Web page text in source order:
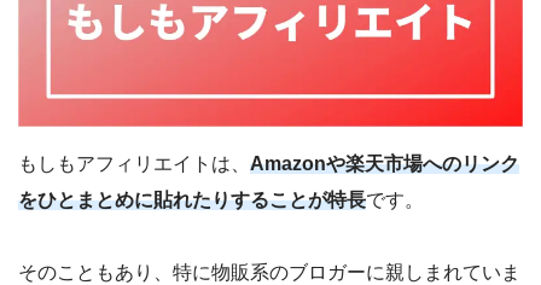
もしもアフィリエイトは、 Amazonや楽天市場へのリンク
をひとまとめに貼れたりすることが特長です。
そのこともあり、特に物販系のブロガーに親しまれていま